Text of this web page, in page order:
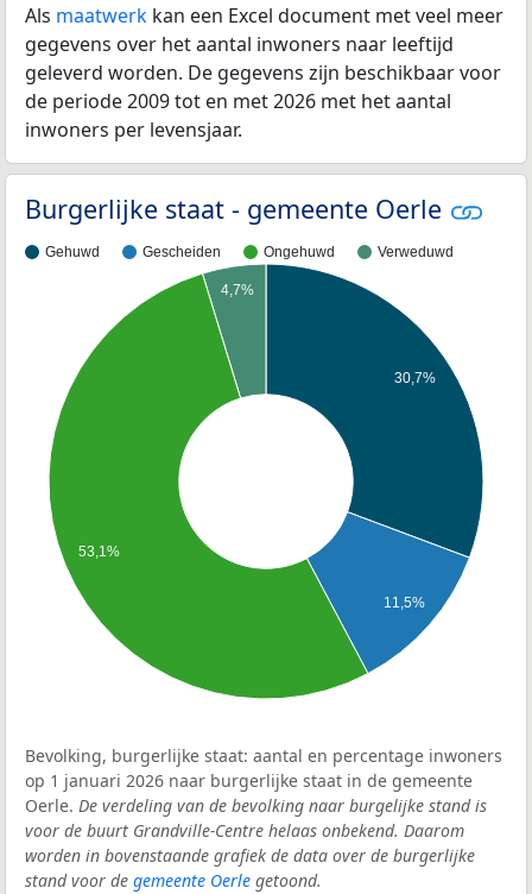
Als maatwerk kan een Excel document met veel meer
gegevens over het aantal inwoners naar leeftijd
geleverd worden. De gegevens zijn beschikbaar voor
de periode 2009 tot en met 2026 met het aantal
inwoners per levensjaar.
Burgerlijke staat - gemeente Oerle
Gehuwd Gescheiden Ongehuwd Verweduwd
30,7%
11,5%
4,7%
53,1%
Bevolking, burgerlijke staat: aantal en percentage inwoners
op 1 januari 2026 naar burgerlijke staat in de gemeente
Oerle. De verdeling van de bevolking naar burgelijke stand is
voor de buurt Grandville-Centre helaas onbekend. Daarom
worden in bovenstaande grafiek de data over de burgerlijke
stand voor de gemeente Oerle getoond.